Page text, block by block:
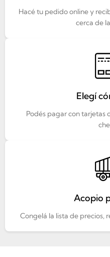
Hacé tu pedido online y
cerca de
Elegí
Podés pagar con
Acopio
Congelá la lista de precios,